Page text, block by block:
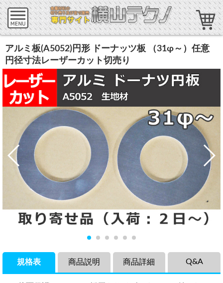
アルミ板(A5052)円形 ドーナッツ板 （31φ～）任意
円径寸法レーザーカット切売り
規格表 商品説明 商品詳細 Q&A